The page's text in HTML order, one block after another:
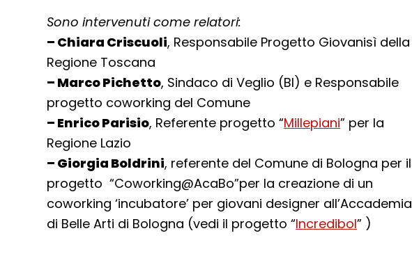
Sono intervenuti come relatori:
– Chiara Criscuoli, Responsabile Progetto Giovanisì della
Regione Toscana
– Marco Pichetto, Sindaco di Veglio (BI) e Responsabile
progetto coworking del Comune
– Enrico Parisio, Referente progetto “Millepiani” per la
Regione Lazio
– Giorgia Boldrini, referente del Comune di Bologna per il
progetto “Coworking@AcaBo”per la creazione di un
coworking ‘incubatore’ per giovani designer all’Accademia
di Belle Arti di Bologna (vedi il progetto “Incredibol” )